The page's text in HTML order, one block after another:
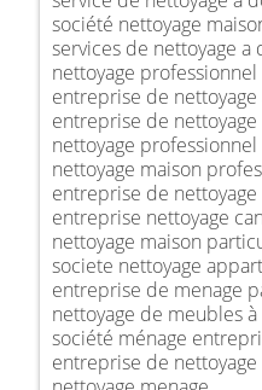
société nettoyage
services de nettoyage a
nettoyage
entreprise de
entreprise de
nettoyage professionnel
nettoyage maison
entreprise de
entreprise nettoyage
nettoyage maison
societe nettoyage
entreprise de menage
nettoyage de meubles
société ménage
entreprise de